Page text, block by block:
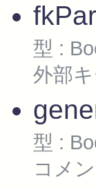
型 :
外部
型 :
コメ